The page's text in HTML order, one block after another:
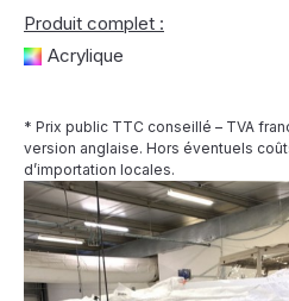
Produit complet :
Acrylique
* Prix public TTC conseillé – TVA
version anglaise. Hors éventuels
d’importation locales.